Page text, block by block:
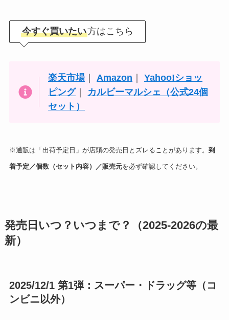
今すぐ買いたい方はこちら
楽天市場｜Amazon ｜Yahoo!ショッ
ピング｜ カルビーマルシェ（公式24個
セット）
※通販は「出荷予定日」が店頭の発売日とズレることがあります。 到
着予定／個数（セット内容）／販売元を必ず確認してください。
発売日いつ？いつまで？（2025-2026の最
新）
2025/12/1 第1弾：スーパー・ドラッグ等（コ
ンビニ以外）